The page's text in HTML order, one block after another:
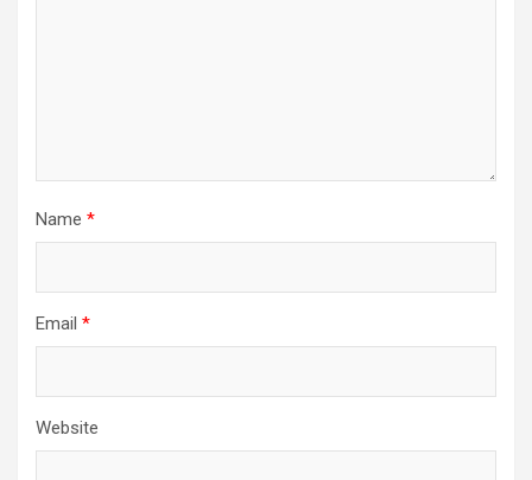
Name *
Email *
Website